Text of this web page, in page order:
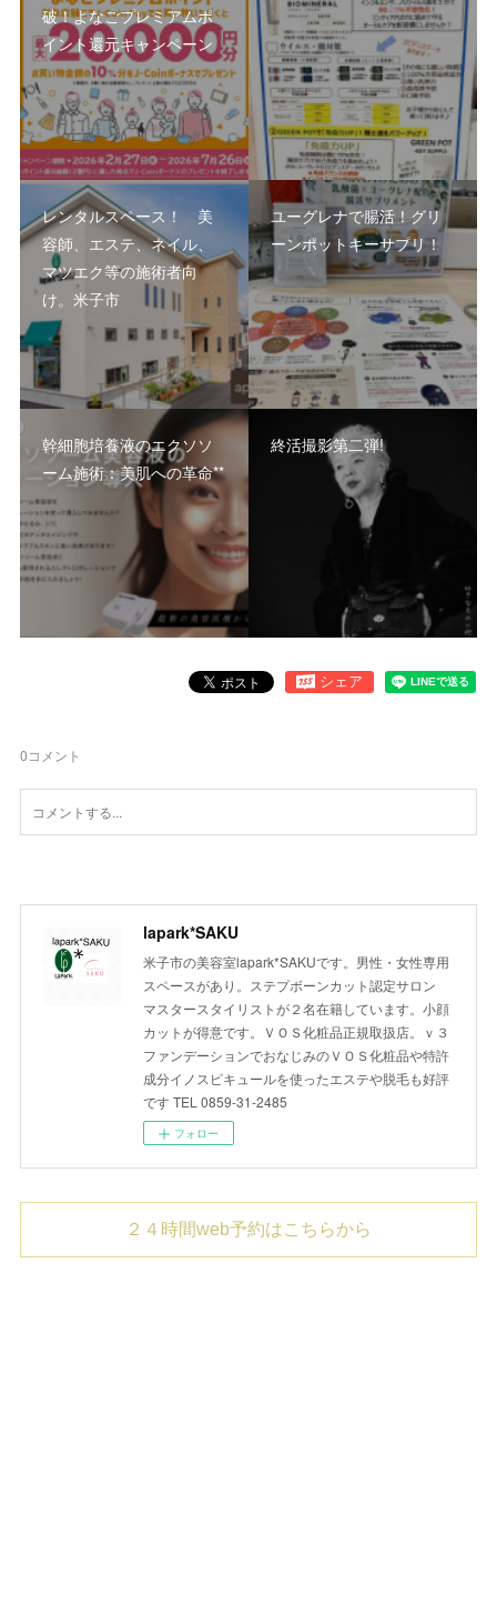
破！よなごプレミアムポ
イント還元キャンペーン
レンタルスペース！ 美
容師、エステ、ネイル、
マツエク等の施術者向
け。米子市
ユーグレナで腸活！グリ
ーンポットキーサプリ！
幹細胞培養液のエクソソ
ーム施術：美肌への革命**
終活撮影第二弾!
0コメント
lapark*SAKU
米子市の美容室lapark*SAKUです。男性・女性専用
スペースがあり。ステプボーンカット認定サロン
マスタースタイリストが２名在籍しています。小顔
カットが得意です。ＶＯＳ化粧品正規取扱店。ｖ３
ファンデーションでおなじみのＶＯＳ化粧品や特許
成分イノスピキュールを使ったエステや脱毛も好評
です TEL 0859-31-2485
フォロー
２４時間web予約はこちらから